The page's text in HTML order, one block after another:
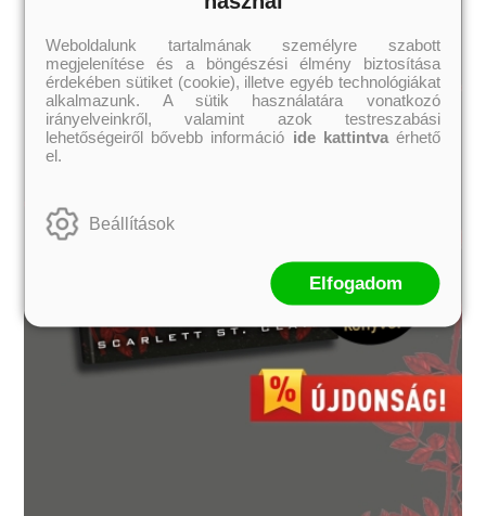
Weboldalunk tartalmának személyre szabott
megjelenítése és a böngészési élmény biztosítása
érdekében sütiket (cookie), illetve egyéb technológiákat
alkalmazunk. A sütik használatára vonatkozó
irányelveinkről, valamint azok testreszabási
lehetőségeiről bővebb információ ide kattintvaérhető
el.
Beállítások
Elfogadom